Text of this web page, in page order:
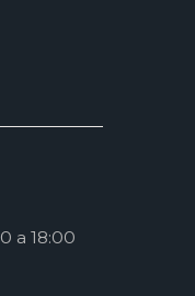
a 18:00